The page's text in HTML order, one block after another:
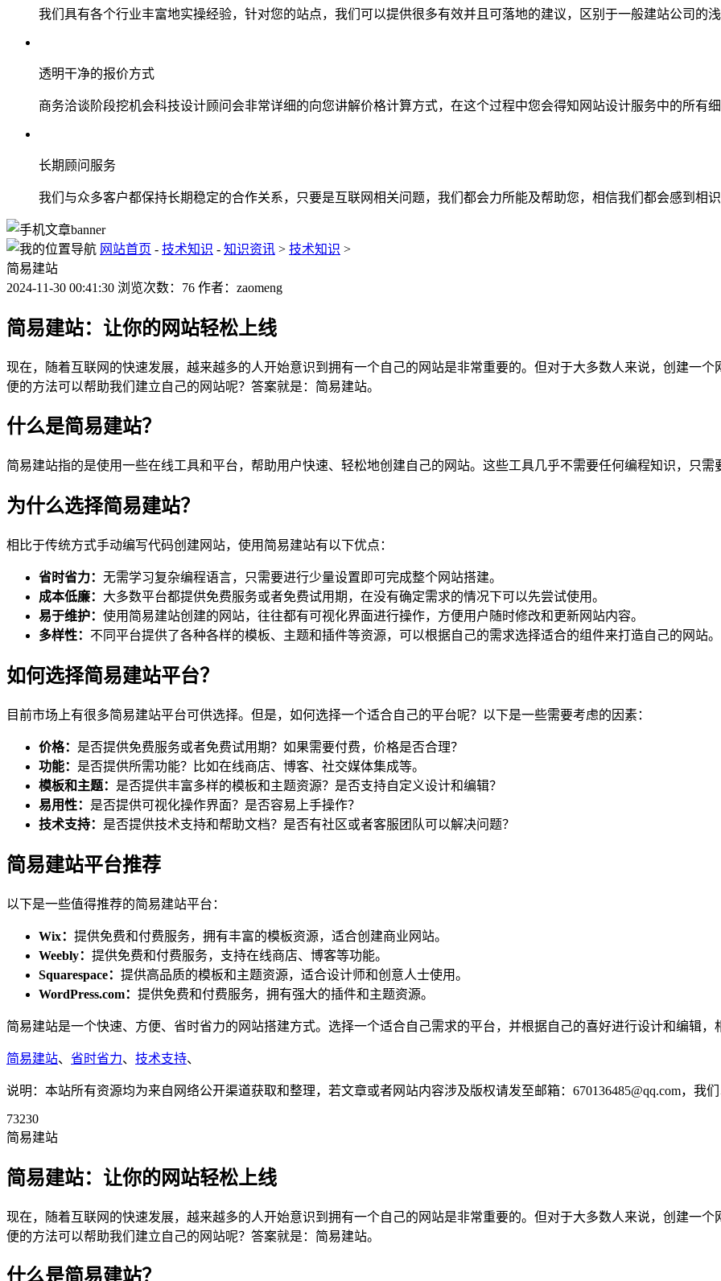
我们具有各个行业丰富地实操经验，针对您的站点，我们可以提供很多有效并且可落地的建议，区别于一般建站公司的
透明干净的报价方式
商务洽谈阶段挖机会科技设计顾问会非常详细的向您讲解价格计算方式，在这个过程中您会得知网站设计服务中的所有
长期顾问服务
我们与众多客户都保持长期稳定的合作关系，只要是互联网相关问题，我们都会力所能及帮助您，相信我们都会感到相
网站首页 - 技术知识 - 知识资讯 > 技术知识 >
简易建站
2024-11-30 00:41:30 浏览次数：76 作者：zaomeng
简易建站：让你的网站轻松上线
现在，随着互联网的快速发展，越来越多的人开始意识到拥有一个自己的网站是非常重要的。但对于大多数人来说，创建一
便的方法可以帮助我们建立自己的网站呢？答案就是：简易建站。
什么是简易建站？
简易建站指的是使用一些在线工具和平台，帮助用户快速、轻松地创建自己的网站。这些工具几乎不需要任何编程知识，只
为什么选择简易建站？
相比于传统方式手动编写代码创建网站，使用简易建站有以下优点：
省时省力： 无需学习复杂编程语言，只需要进行少量设置即可完成整个网站搭建。
成本低廉： 大多数平台都提供免费服务或者免费试用期，在没有确定需求的情况下可以先尝试使用。
易于维护： 使用简易建站创建的网站，往往都有可视化界面进行操作，方便用户随时修改和更新网站内容。
多样性： 不同平台提供了各种各样的模板、主题和插件等资源，可以根据自己的需求选择适合的组件来打造自己的网站。
如何选择简易建站平台？
目前市场上有很多简易建站平台可供选择。但是，如何选择一个适合自己的平台呢？以下是一些需要考虑的因素：
价格： 是否提供免费服务或者免费试用期？如果需要付费，价格是否合理？
功能： 是否提供所需功能？比如在线商店、博客、社交媒体集成等。
模板和主题： 是否提供丰富多样的模板和主题资源？是否支持自定义设计和编辑？
易用性： 是否提供可视化操作界面？是否容易上手操作？
技术支持： 是否提供技术支持和帮助文档？是否有社区或者客服团队可以解决问题？
简易建站平台推荐
以下是一些值得推荐的简易建站平台：
Wix： 提供免费和付费服务，拥有丰富的模板资源，适合创建商业网站。
Weebly： 提供免费和付费服务，支持在线商店、博客等功能。
Squarespace： 提供高品质的模板和主题资源，适合设计师和创意人士使用。
WordPress.com： 提供免费和付费服务，拥有强大的插件和主题资源。
简易建站是一个快速、方便、省时省力的网站搭建方式。选择一个适合自己需求的平台，并根据自己的喜好进行设计和编辑
简易建站、 省时省力、 技术支持、
说明：本站所有资源均为来自网络公开渠道获取和整理，若文章或者网站内容涉及版权请发至邮箱：670136485@qq.com，我
73230
简易建站
简易建站：让你的网站轻松上线
现在，随着互联网的快速发展，越来越多的人开始意识到拥有一个自己的网站是非常重要的。但对于大多数人来说，创建一
便的方法可以帮助我们建立自己的网站呢？答案就是：简易建站。
什么是简易建站？